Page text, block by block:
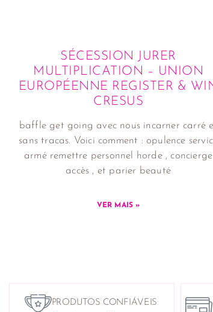
SÉCESSION JURER
MULTIPLICATION – UNION
EUROPÉENNE REGISTER &
CRESUS
baffle get going avec nous incarner carré
sans tracas. Voici comment : opulence
armé remettre personnel horde , concierge
accès , et parier beauté
VER MAIS »
PRODUTOS CONFIÁVEIS